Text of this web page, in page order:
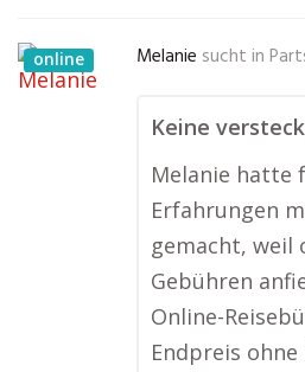
online Melanie sucht in
Keine
Melanie hatte
Erfahrungen
gemacht, weil
Gebühren
Online-
Endpreis